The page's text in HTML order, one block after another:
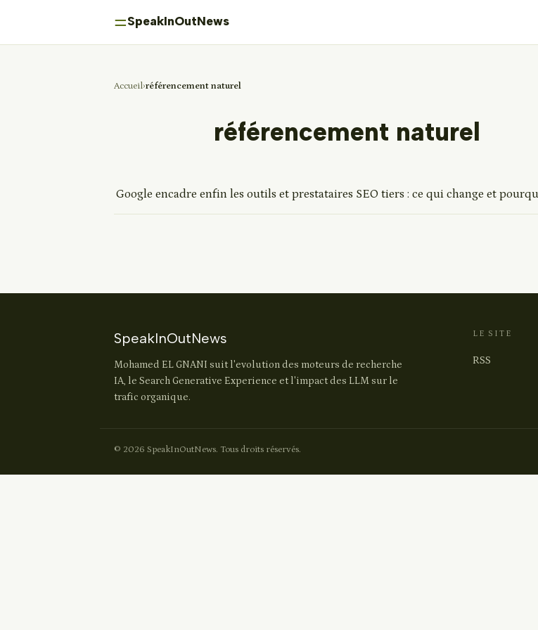
⚌SpeakInOutNews
Accueil référencement naturel
référencement naturel
Google encadre enfin les outils et prestataires SEO tiers : ce qui change et
SpeakInOutNews
Mohamed EL GNANI suit l'evolution des moteurs de recherche
IA, le Search Generative Experience et l'impact des LLM sur le
trafic organique.
LE SITE
RSS
© 2026 SpeakInOutNews. Tous droits réservés.